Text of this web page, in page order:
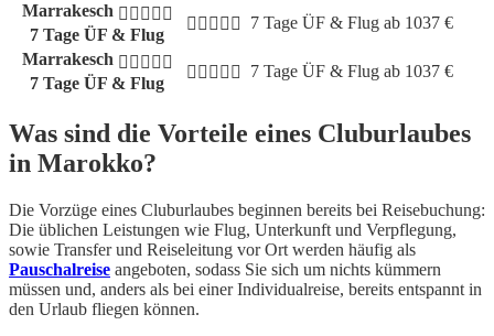
Marrakesch
7 Tage ÜF & Flug
7 Tage ÜF & Flug ab 1037 €
Marrakesch
7 Tage ÜF & Flug
7 Tage ÜF & Flug ab 1037 €
Was sind die Vorteile eines Cluburlaubes
in Marokko?
Die Vorzüge eines Cluburlaubes beginnen bereits bei Reisebuchung:
Die üblichen Leistungen wie Flug, Unterkunft und Verpflegung,
sowie Transfer und Reiseleitung vor Ort werden häufig als
Pauschalreise angeboten, sodass Sie sich um nichts kümmern
müssen und, anders als bei einer Individualreise, bereits entspannt in
den Urlaub fliegen können.